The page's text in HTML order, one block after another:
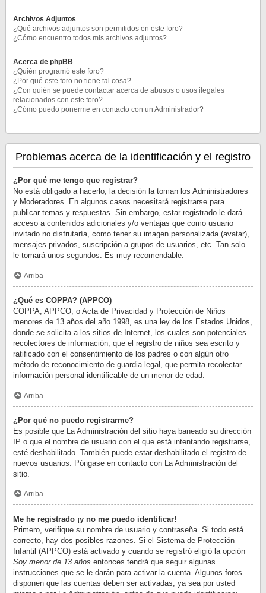
Archivos Adjuntos
¿Qué archivos adjuntos son permitidos en este foro?
¿Cómo encuentro todos mis archivos adjuntos?
Acerca de phpBB
¿Quién programó este foro?
¿Por qué este foro no tiene tal cosa?
¿Con quién se puede contactar acerca de abusos o usos ilegales
relacionados con este foro?
¿Cómo puedo ponerme en contacto con un Administrador?
Problemas acerca de la identificación y el registro
¿Por qué me tengo que registrar?
No está obligado a hacerlo, la decisión la toman los Administradores
y Moderadores. En algunos casos necesitará registrarse para
publicar temas y respuestas. Sin embargo, estar registrado le dará
acceso a contenidos adicionales y/o ventajas que como usuario
invitado no disfrutaría, como tener su imagen personalizada (avatar),
mensajes privados, suscripción a grupos de usuarios, etc. Tan solo
le tomará unos segundos. Es muy recomendable.
Arriba
¿Qué es COPPA? (APPCO)
COPPA, APPCO, o Acta de Privacidad y Protección de Niños
menores de 13 años del año 1998, es una ley de los Estados Unidos,
donde se solicita a los sitios de Internet, los cuales son potenciales
recolectores de información, que el registro de niños sea escrito y
ratificado con el consentimiento de los padres o con algún otro
método de reconocimiento de guardia legal, que permita recolectar
información personal identificable de un menor de edad.
Arriba
¿Por qué no puedo registrarme?
Es posible que La Administración del sitio haya baneado su dirección
IP o que el nombre de usuario con el que está intentando registrarse,
esté deshabilitado. También puede estar deshabilitado el registro de
nuevos usuarios. Póngase en contacto con La Administración del
sitio.
Arriba
Me he registrado ¡y no me puedo identificar!
Primero, verifique su nombre de usuario y contraseña. Si todo está
correcto, hay dos posibles razones. Si el Sistema de Protección
Infantil (APPCO) está activado y cuando se registró eligió la opción
Soy menor de 13 años entonces tendrá que seguir algunas
instrucciones que se le darán para activar la cuenta. Algunos foros
disponen que las cuentas deben ser activadas, ya sea por usted